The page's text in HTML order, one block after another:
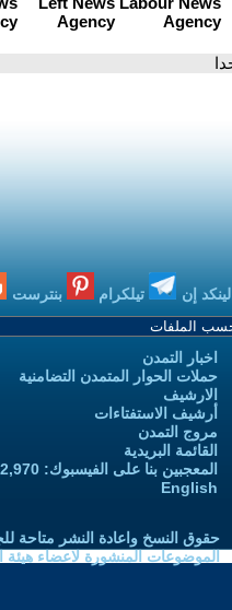
لينكد إن تيلكرام بنترست
اخبار التمدن
حملات الحوار المتمدن التضامنية
الارشيف
أرشيف الاستفتاءات
مروج التمدن
القائمة البريدية
المعجبين بنا على الفيسبوك: 3,732,970
English
حقوق النسخ واعادة النشر متاحة
الموضوعات المنشورة لاعضاء هيئة